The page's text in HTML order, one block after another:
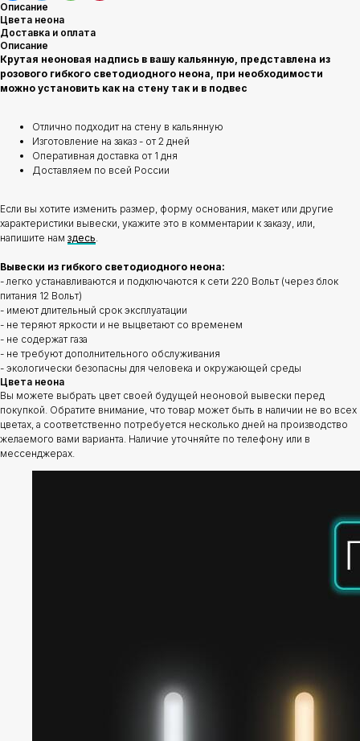
Описание
Цвета неона
Доставка и оплата
Описание
Крутая неоновая надпись в вашу кальянную, представлена из
розового гибкого светодиодного неона, при необходимости
можно установить как на стену так и в подвес
Отлично подходит на стену в кальянную
Изготовление на заказ - от 2 дней
Оперативная доставка от 1 дня
Доставляем по всей России
Если вы хотите изменить размер, форму основания, макет или другие
характеристики вывески, укажите это в комментарии к заказу, или,
напишите нам здесь.
Вывески из гибкого светодиодного неона:
- легко устанавливаются и подключаются к сети 220 Вольт (через блок
питания 12 Вольт)
- имеют длительный срок эксплуатации
- не теряют яркости и не выцветают со временем
- не содержат газа
- не требуют дополнительного обслуживания
- экологически безопасны для человека и окружающей среды
Цвета неона
Вы можете выбрать цвет своей будущей неоновой вывески перед
покупкой. Обратите внимание, что товар может быть в наличии не во всех
цветах, а соответственно потребуется несколько дней на производство
желаемого вами варианта. Наличие уточняйте по телефону или в
мессенджерах.